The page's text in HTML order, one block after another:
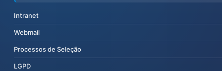
Intranet
Webmail
Processos de Seleção
LGPD